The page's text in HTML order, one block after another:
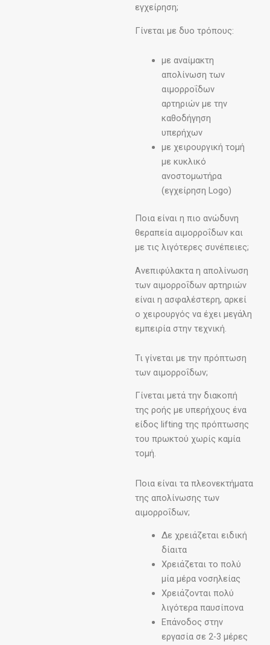
εγχείρηση;
Γίνεται με δυο τρόπους:
με αναίμακτη
απολίνωση των
αιμορροΐδων
αρτηριών με την
καθοδήγηση
υπερήχων
με χειρουργική τομή
με κυκλικό
ανοστομωτήρα
(εγχείρηση Logo)
Ποια είναι η πιο ανώδυνη
θεραπεία αιμορροΐδων και
με τις λιγότερες συνέπειες;
Ανεπιφύλακτα η απολίνωση
των αιμορροΐδων αρτηριών
είναι η ασφαλέστερη, αρκεί
ο χειρουργός να έχει μεγάλη
εμπειρία στην τεχνική.
Τι γίνεται με την πρόπτωση
των αιμορροΐδων;
Γίνεται μετά την διακοπή
της ροής με υπερήχους ένα
είδος lifting της πρόπτωσης
του πρωκτού χωρίς καμία
τομή.
Ποια είναι τα πλεονεκτήματα
της απολίνωσης των
αιμορροΐδων;
Δε χρειάζεται ειδική
δίαιτα
Χρειάζεται το πολύ
μία μέρα νοσηλείας
Χρειάζονται πολύ
λιγότερα παυσίπονα
Επάνοδος στην
εργασία σε 2-3 μέρες